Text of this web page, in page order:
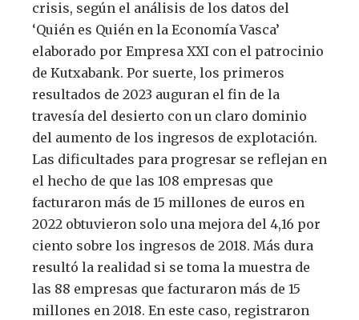
crisis, según el análisis de los datos del
‘Quién es Quién en la Economía Vasca’
elaborado por Empresa XXI con el patrocinio
de Kutxabank. Por suerte, los primeros
resultados de 2023 auguran el fin de la
travesía del desierto con un claro dominio
del aumento de los ingresos de explotación.
Las dificultades para progresar se reflejan en
el hecho de que las 108 empresas que
facturaron más de 15 millones de euros en
2022 obtuvieron solo una mejora del 4,16 por
ciento sobre los ingresos de 2018. Más dura
resultó la realidad si se toma la muestra de
las 88 empresas que facturaron más de 15
millones en 2018. En este caso, registraron